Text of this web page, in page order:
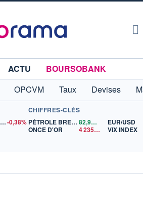
ACTU
BOURSOBANK
OPCVM Taux Devises
29 780,00-0,38%
CHIFFRES-CLÉS
PÉTROLE BRENT
82,99$US
ONCE D'OR
4 235,70 $US
EUR/USD
VIX INDEX